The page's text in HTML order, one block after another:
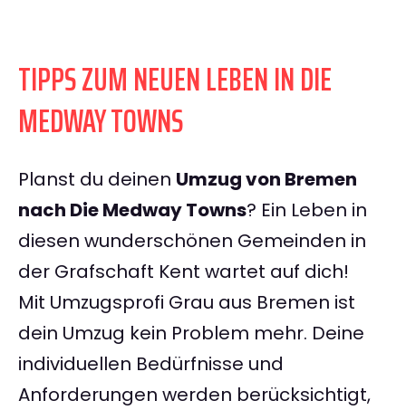
TIPPS ZUM NEUEN LEBEN IN DIE
MEDWAY TOWNS
Planst du deinen Umzug von Bremen
nach Die Medway Towns? Ein Leben in
diesen wunderschönen Gemeinden in
der Grafschaft Kent wartet auf dich!
Mit Umzugsprofi Grau aus Bremen ist
dein Umzug kein Problem mehr. Deine
individuellen Bedürfnisse und
Anforderungen werden berücksichtigt,